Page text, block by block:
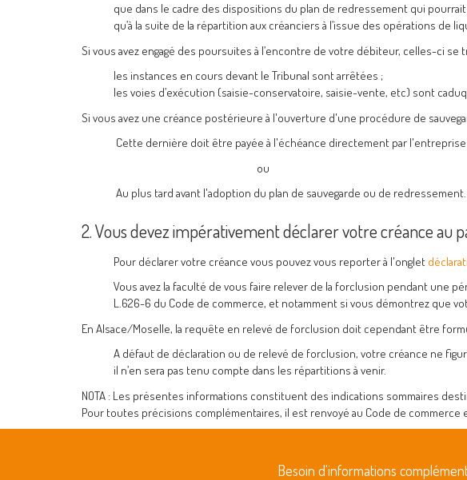
que dans le cadre des dispositions du plan de redressement qui
qu’à la suite de la répartition aux créanciers à l’issue des opérations de
Si vous avez engagé des poursuites à l’encontre de votre débiteur, celles-ci
les instances en cours devant le Tribunal sont arrêtées ;
les voies d’exécution (saisie-conservatoire, saisie-vente, etc) sont
Si vous avez une créance postérieure à l'ouverture d'une procédure de
Cette dernière doit être payée à l'échéance directement par l'entreprise
ou
Au plus tard avant l'adoption du plan de sauvegarde ou de redressement.
2. Vous devez impérativement déclarer votre créance au
Pour déclarer votre créance vous pouvez vous reporter à l'onglet
Vous avez la faculté de vous faire relever de la forclusion pendant une
L.626-6 du Code de commerce, et notamment si vous démontrez que
En Alsace/Moselle, la requête en relevé de forclusion doit cependant être
A défaut de déclaration ou de relevé de forclusion, votre créance ne
il n’en sera pas tenu compte dans les répartitions à venir.
NOTA : Les présentes informations constituent des indications sommaires
Pour toutes précisions complémentaires, il est renvoyé au Code de
Besoin d'informations